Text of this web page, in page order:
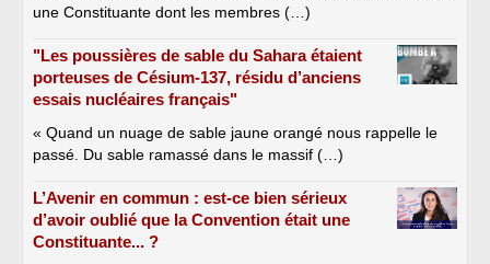
une Constituante dont les membres (…)
"Les poussières de sable du Sahara étaient
porteuses de Césium-137, résidu d’anciens
essais nucléaires français"
« Quand un nuage de sable jaune orangé nous rappelle le
passé. Du sable ramassé dans le massif (…)
L’Avenir en commun : est-ce bien sérieux
d’avoir oublié que la Convention était une
Constituante... ?